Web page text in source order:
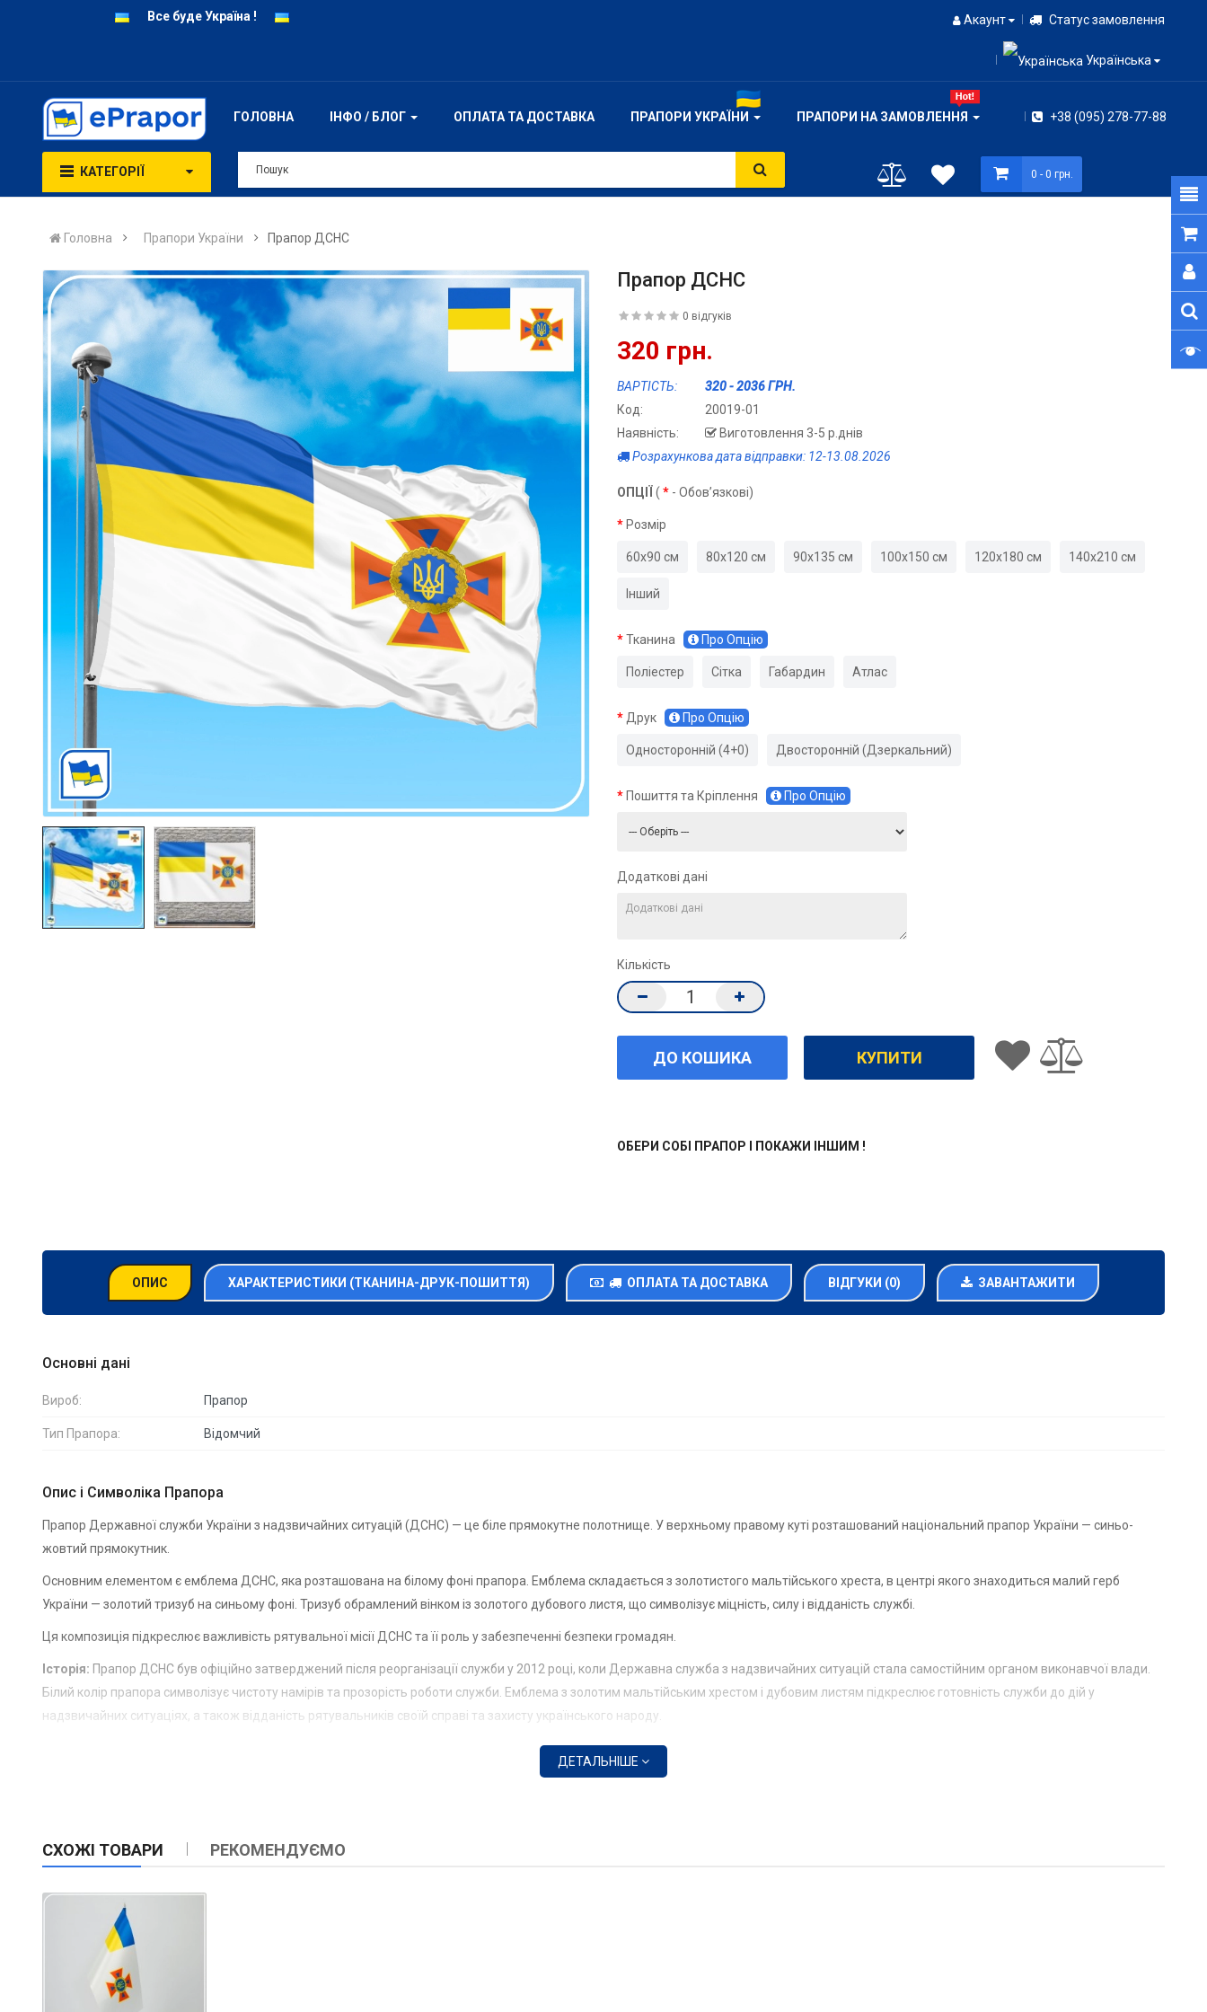
Все буде Україна ! Акаунт Статус замовлення
Українська
ГОЛОВНА ІНФО / БЛОГ ОПЛАТА ТА ДОСТАВКА ПРАПОРИ УКРАЇНИ ПРАПОРИ НА ЗАМОВЛЕННЯ +38 (095) 278-77-88
КАТЕГОРІЇ 0 - 0 грн.
Головна Прапори України Прапор ДСНС
Прапор ДСНС
0 відгуків
320 грн.
ВАРТІСТЬ:
320 - 2036 ГРН.
Код:
20019-01
Наявність:
Виготовлення 3-5 р.днів
Розрахункова дата відправки: 12-13.08.2026
ОПЦІЇ ( * - Обов’язкові)
Розмір
60х90 см 80х120 см 90х135 см 100х150 см 120х180 см 140х210 см
Інший
Тканина Про Опцію
Поліестер Сітка Габардин Атлас
Друк Про Опцію
Односторонній (4+0) Двосторонній (Дзеркальний)
Пошиття та Кріплення Про Опцію
Додаткові дані
Кількість
ОБЕРИ СОБІ ПРАПОР І ПОКАЖИ ІНШИМ !
ОПИС ХАРАКТЕРИСТИКИ (ТКАНИНА-ДРУК-ПОШИТТЯ) ОПЛАТА ТА ДОСТАВКА ВІДГУКИ (0) ЗАВАНТАЖИТИ
Основні дані
Вироб: Прапор
Тип Прапора: Відомчий
Опис і Символіка Прапора
Прапор Державної служби України з надзвичайних ситуацій (ДСНС) — це біле прямокутне полотнище. У верхньому правому куті розташований національний прапор України — синьо-
жовтий прямокутник.
Основним елементом є емблема ДСНС, яка розташована на білому фоні прапора. Емблема складається з золотистого мальтійського хреста, в центрі якого знаходиться малий герб
України — золотий тризуб на синьому фоні. Тризуб обрамлений вінком із золотого дубового листя, що символізує міцність, силу і відданість службі.
Ця композиція підкреслює важливість рятувальної місії ДСНС та її роль у забезпеченні безпеки громадян.
Історія: Прапор ДСНС був офіційно затверджений після реорганізації служби у 2012 році, коли Державна служба з надзвичайних ситуацій стала самостійним органом виконавчої влади.
Білий колір прапора символізує чистоту намірів та прозорість роботи служби. Емблема з золотим мальтійським хрестом і дубовим листям підкреслює готовність служби до дій у
надзвичайних ситуаціях, а також відданість рятувальників своїй справі та захисту українського народу.
ДЕТАЛЬНІШЕ
СХОЖІ ТОВАРИ РЕКОМЕНДУЄМО